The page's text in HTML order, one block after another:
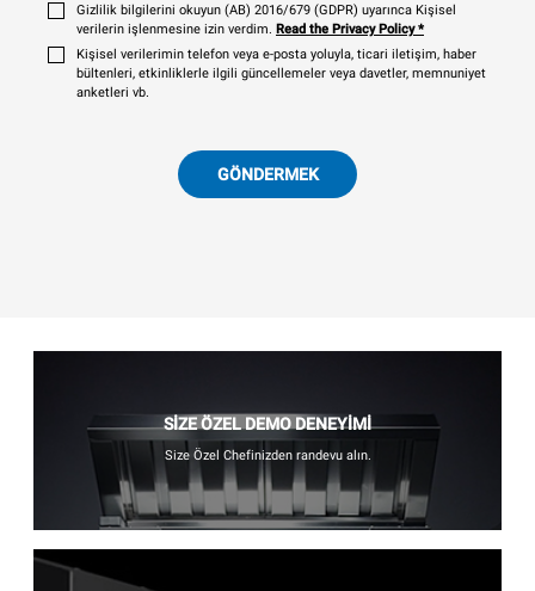
Gizlilik bilgilerini okuyun (AB) 2016/679 (GDPR) uyarınca Kişisel
verilerin işlenmesine izin verdim. Read the Privacy Policy*
Kişisel verilerimin telefon veya e-posta yoluyla, ticari iletişim, haber
bültenleri, etkinliklerle ilgili güncellemeler veya davetler, memnuniyet
anketleri vb.
GÖNDERMEK
SİZE ÖZEL DEMO DENEYİMİ
Size Özel Chefinizden randevu alın.